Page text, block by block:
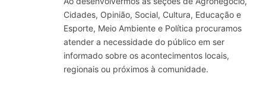
Cidades, Opinião, Social, Cultura, Educação e
Esporte, Meio Ambiente e Política procuramos
atender a necessidade do público em ser
informado sobre os acontecimentos locais,
regionais ou próximos à comunidade.